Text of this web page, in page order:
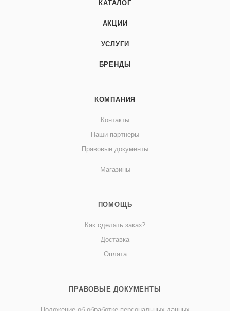
КАТАЛОГ
АКЦИИ
УСЛУГИ
БРЕНДЫ
КОМПАНИЯ
Контакты
Наши партнеры
Правовые документы
Магазины
ПОМОЩЬ
Как сделать заказ?
Доставка
Оплата
ПРАВОВЫЕ ДОКУМЕНТЫ